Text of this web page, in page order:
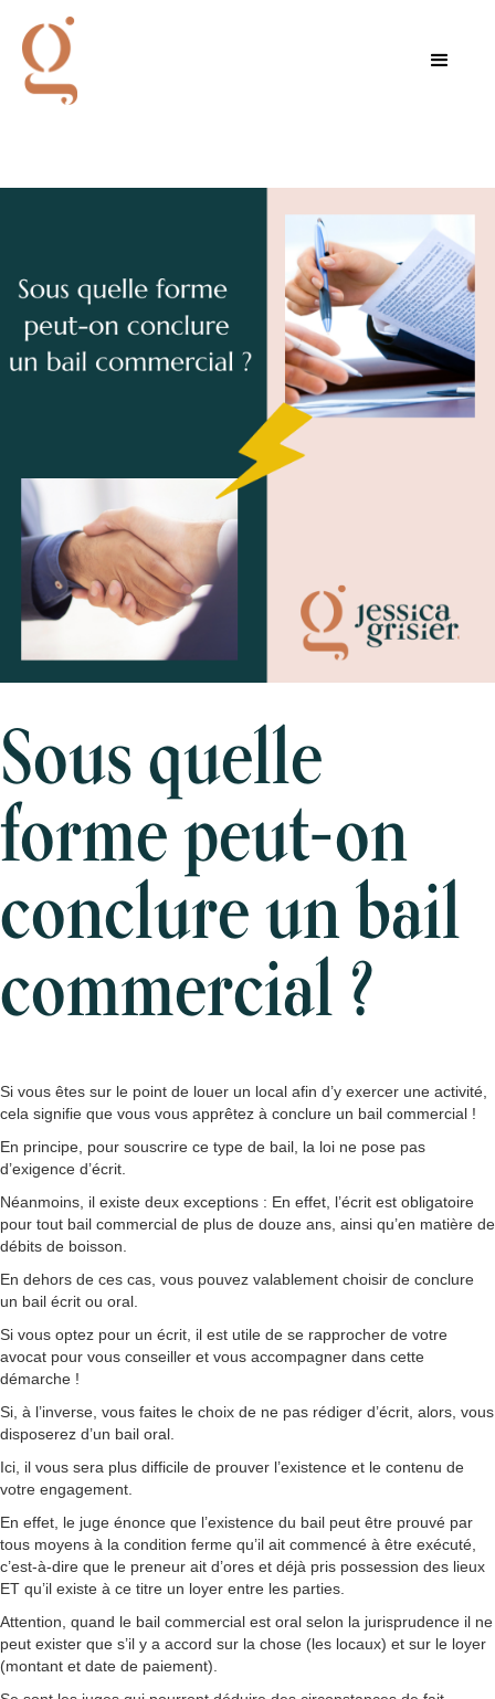
Sous quelle
forme peut-on
conclure un bail
commercial ?
Si vous êtes sur le point de louer un local afin d’y exercer une activité,
cela signifie que vous vous apprêtez à conclure un bail commercial !
En principe, pour souscrire ce type de bail, la loi ne pose pas
d’exigence d’écrit.
Néanmoins, il existe deux exceptions : En effet, l’écrit est obligatoire
pour tout bail commercial de plus de douze ans, ainsi qu’en matière de
débits de boisson.
En dehors de ces cas, vous pouvez valablement choisir de conclure
un bail écrit ou oral.
Si vous optez pour un écrit, il est utile de se rapprocher de votre
avocat pour vous conseiller et vous accompagner dans cette
démarche !
Si, à l’inverse, vous faites le choix de ne pas rédiger d’écrit, alors, vous
disposerez d’un bail oral.
Ici, il vous sera plus difficile de prouver l’existence et le contenu de
votre engagement.
En effet, le juge énonce que l’existence du bail peut être prouvé par
tous moyens à la condition ferme qu’il ait commencé à être exécuté,
c’est-à-dire que le preneur ait d’ores et déjà pris possession des lieux
ET qu’il existe à ce titre un loyer entre les parties.
Attention, quand le bail commercial est oral selon la jurisprudence il ne
peut exister que s’il y a accord sur la chose (les locaux) et sur le loyer
(montant et date de paiement).